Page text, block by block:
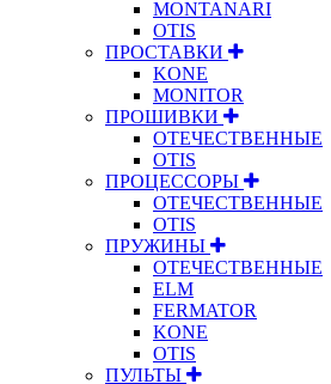
MONTANARI
OTIS
ПРОСТАВКИ
KONE
MONITOR
ПРОШИВКИ
ОТЕЧЕСТВЕННЫЕ
OTIS
ПРОЦЕССОРЫ
ОТЕЧЕСТВЕННЫЕ
OTIS
ПРУЖИНЫ
ОТЕЧЕСТВЕННЫЕ
ELM
FERMATOR
KONE
OTIS
ПУЛЬТЫ